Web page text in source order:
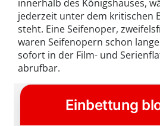
innerhalb des Königshauses,
jederzeit unter dem kritischen
steht. Eine Seifenoper,
waren Seifenopern schon
sofort in der Film- und
abrufbar.